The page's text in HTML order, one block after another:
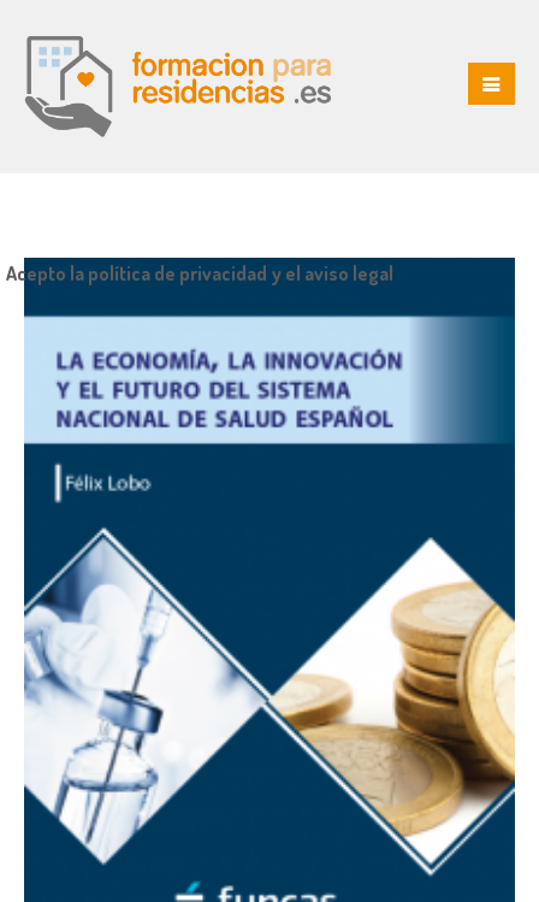
Acepto la política de privacidad y el aviso legal